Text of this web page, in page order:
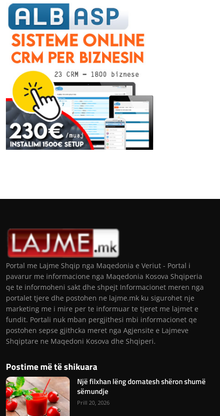
Portal me Lajme Shqip nga Maqedonia e Veriut - Portal i
pavarur me informacione nga Maqedonia Kosova Shqiperia
qe te informoheni sakt dhe shpejt Informacionet meren nga
portalet tjere dhe postohen ne lajme.mk ku sigurohet nje
marketing me i mire per te informuar te tjeret me lajmet e
fundit. Portali nuk mban pergjithesi mbi informacionet qe
postohen sepse gjithcka meret nga Agjensite e Lajmeve
Shqiptare ne Maqedoni Kosova dhe Shqiperi.
Postime më të shikuara
Një filxhan lëng domatesh shëron shumë
sëmundje
Prill 20, 2026